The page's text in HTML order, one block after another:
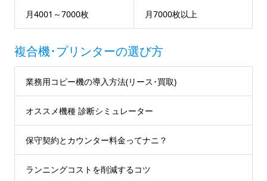
月4001～7000枚 月7000枚以上
複合機･プリンターの選び方
業務用コピー機の導入方法(リース･買取)
オススメ機種 診断シミュレーター
保守契約とカウンター料金ってナニ？
ランニングコストを削減するコツ